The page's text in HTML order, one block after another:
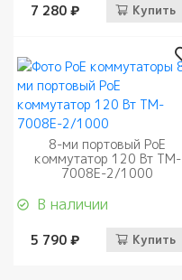
7 280 ₽ Купить
8-ми портовый PoE
коммутатор 120 Вт TM-
7008E-2/1000
В наличии
5 790 ₽ Купить